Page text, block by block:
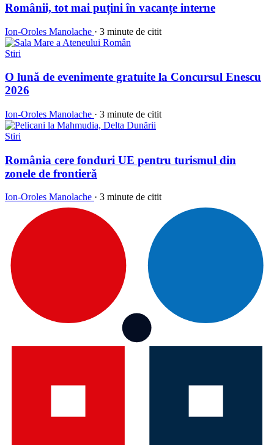
Românii, tot mai puțini în vacanțe interne
Ion-Oroles Manolache · 3 minute de citit
Stiri
O lună de evenimente gratuite la Concursul Enescu
2026
Ion-Oroles Manolache · 3 minute de citit
Stiri
România cere fonduri UE pentru turismul din
zonele de frontieră
Ion-Oroles Manolache · 3 minute de citit